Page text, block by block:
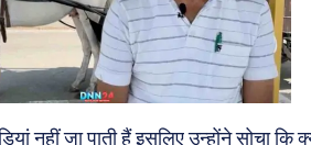
नहीं जा पाती हैं इसलिए उन्होंने सोचा कि